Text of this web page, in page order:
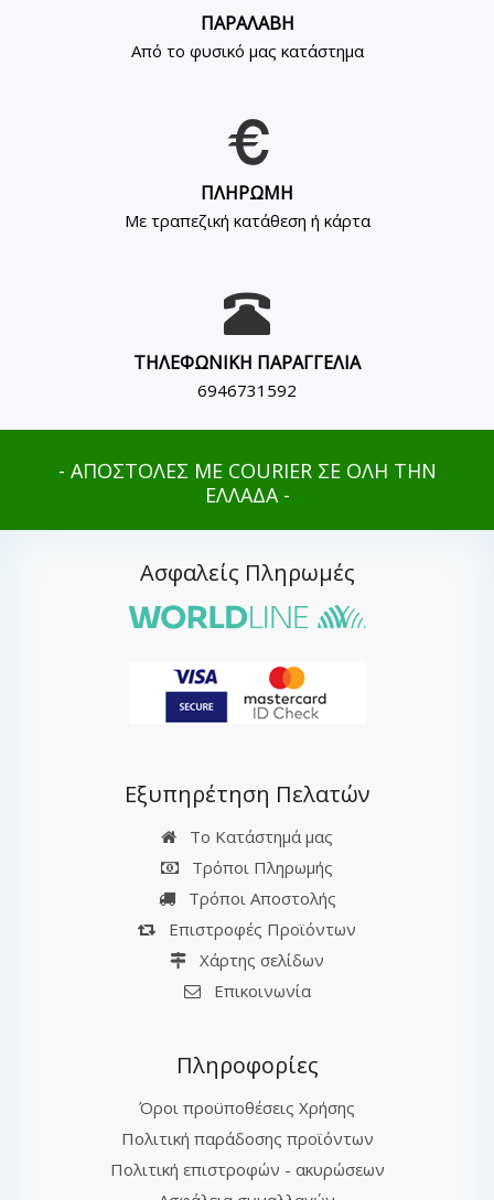
ΠΑΡΑΛΑΒΗ
Από το φυσικό μας κατάστημα
ΠΛΗΡΩΜΗ
Με τραπεζική κατάθεση ή κάρτα
ΤΗΛΕΦΩΝΙΚΗ ΠΑΡΑΓΓΕΛΙΑ
6946731592
- ΑΠΟΣΤΟΛΕΣ ΜΕ COURIER ΣΕ ΟΛΗ ΤΗΝ
ΕΛΛΑΔΑ -
Ασφαλείς Πληρωμές
Εξυπηρέτηση Πελατών
Το Κατάστημά μας
Τρόποι Πληρωμής
Τρόποι Αποστολής
Επιστροφές Προϊόντων
Χάρτης σελίδων
Επικοινωνία
Πληροφορίες
Όροι προϋποθέσεις Χρήσης
Πολιτική παράδοσης προϊόντων
Πολιτική επιστροφών - ακυρώσεων